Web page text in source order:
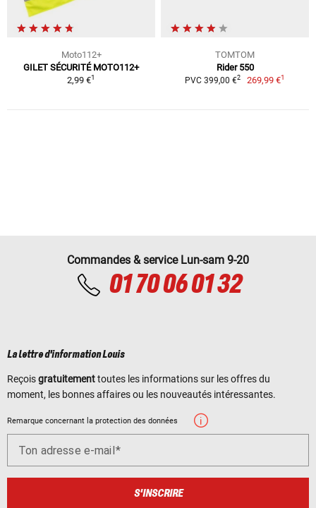
Moto112+
GILET SÉCURITÉ MOTO112+
2,99 €1
TOMTOM
Rider 550
PVC 399,00 €2 269,99 €1
Commandes & service Lun-sam 9-20
01 70 06 01 32
La lettre d'information Louis
Reçoisgratuitementtoutes les informations sur les offres du
moment, les bonnes affaires ou les nouveautés intéressantes.
Remarque concernant la protection des données
Ton adresse e-mail
S'INSCRIRE